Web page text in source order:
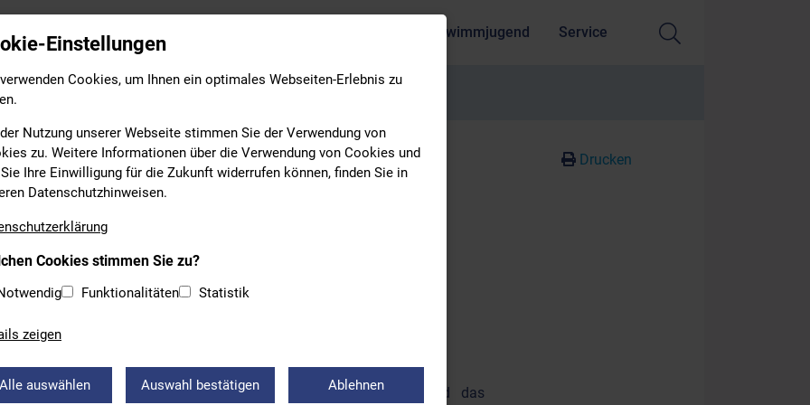
Leistungs- & Wettkampfsport Schwimmjugend Service
Drucken
FÖRDERT DAS
UND ÜBERNIMMT
für den Vereinssport! Die Bayerische Staatsregierung wird das
Einstellungen
Cookies, um Ihnen ein optimales Webseiten-Erlebnis zu
Nutzung unserer Webseite stimmen Sie der Verwendung von
zu. Weitere Informationen über die Verwendung von Cookies und
Ihre Einwilligung für die Zukunft widerrufen können, finden Sie in
Datenschutzhinweisen.
Cookies stimmen Sie zu?
Funktionalitäten Statistik
zeigen
Alle auswählen Auswahl bestätigen Ablehnen